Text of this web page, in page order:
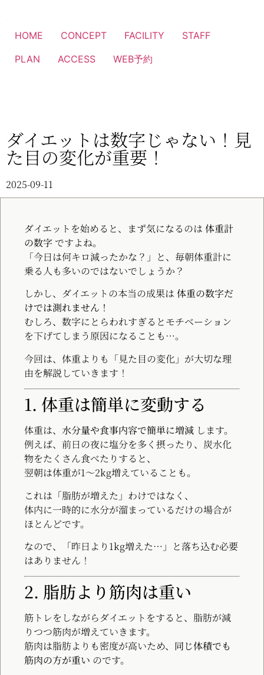
HOME CONCEPT FACILITY
STAFF
PLAN
ACCESS WEB予約
ダイエットは数字じゃない！見
た目の変化が重要！
2025-09-11
ダイエットを始めると、まず気になるのは 体重計
の数字 ですよね。
「今日は何キロ減ったかな？」と、毎朝体重計に
乗る人も多いのではないでしょうか？
しかし、ダイエットの本当の成果は 体重の数字だ
けでは測れません！
むしろ、数字にとらわれすぎるとモチベーション
を下げてしまう原因になることも…。
今回は、体重よりも「見た目の変化」が大切な理
由を解説していきます！
1. 体重は簡単に変動する
体重は、 水分量や食事内容で簡単に増減 します。
例えば、前日の夜に塩分を多く摂ったり、炭水化
物をたくさん食べたりすると、
翌朝は体重が1〜2kg増えていることも。
これは「脂肪が増えた」わけではなく、
体内に一時的に水分が溜まっているだけの場合が
ほとんどです。
なので、「昨日より1kg増えた…」と落ち込む必要
はありません！
2. 脂肪より筋肉は重い
筋トレをしながらダイエットをすると、脂肪が減
りつつ筋肉が増えていきます。
筋肉は脂肪よりも密度が高いため、 同じ体積でも
筋肉の方が重い のです。